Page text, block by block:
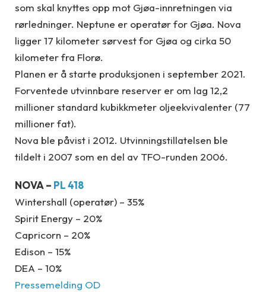
som skal knyttes opp mot Gjøa-innretningen via
rørledninger. Neptune er operatør for Gjøa. Nova
ligger 17 kilometer sørvest for Gjøa og cirka 50
kilometer fra Florø.
Planen er å starte produksjonen i september 2021.
Forventede utvinnbare reserver er om lag 12,2
millioner standard kubikkmeter oljeekvivalenter (77
millioner fat).
Nova ble påvist i 2012. Utvinningstillatelsen ble
tildelt i 2007 som en del av TFO-runden 2006.
NOVA – PL 418
Wintershall (operatør) – 35%
Spirit Energy – 20%
Capricorn – 20%
Edison – 15%
DEA – 10%
Pressemelding OD